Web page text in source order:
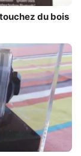
du bois